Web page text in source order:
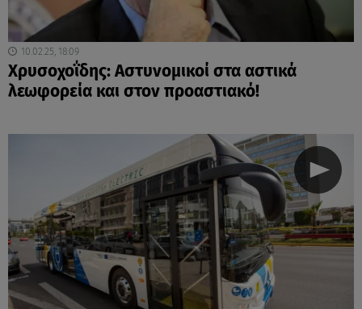
10.02.25, 18:09
Χρυσοχοΐδης: Αστυνομικοί στα αστικά
λεωφορεία και στον προαστιακό!